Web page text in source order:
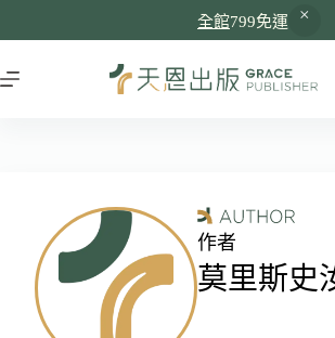
全館799免運
作者
莫里斯史